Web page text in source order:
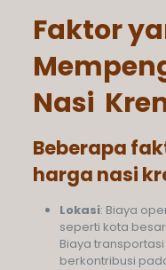
Faktor
Nasi
Beberapa
harga nasi
Lokasi: Biaya
seperti kota
Biaya
berkontribusi